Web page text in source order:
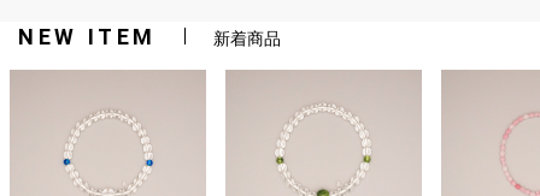
NEW ITEM 新着商品